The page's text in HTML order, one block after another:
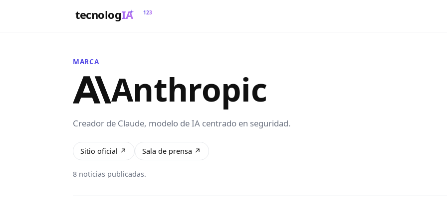
tecnologIA 123
MARCA
Anthropic
Creador de Claude, modelo de IA centrado en seguridad.
Sitio oficial ↗ Sala de prensa ↗
8 noticias publicadas.